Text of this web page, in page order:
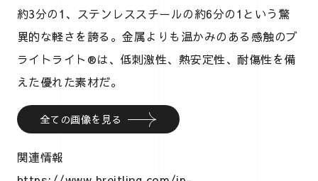
約3分の1、ステンレススチールの約6分の1という驚
異的な軽さを誇る。金属よりも温かみのある感触のブ
ライトライト®は、低刺激性、熱安定性、耐傷性を備
えた優れた素材だ。
全ての画像を見る
関連情報